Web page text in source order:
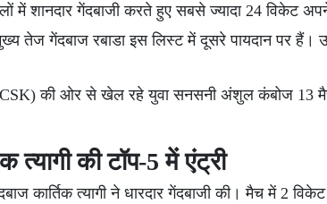
शानदार गेंदबाजी करते हुए सबसे ज्यादा 24 विकेट
तेज गेंदबाज रबाडा इस लिस्ट में दूसरे पायदान पर
की ओर से खेल रहे युवा सनसनी अंशुल कंबोज 13
की टॉप-5 में एंट्री
त्यागी ने धारदार गेंदबाजी की। मैच में 2